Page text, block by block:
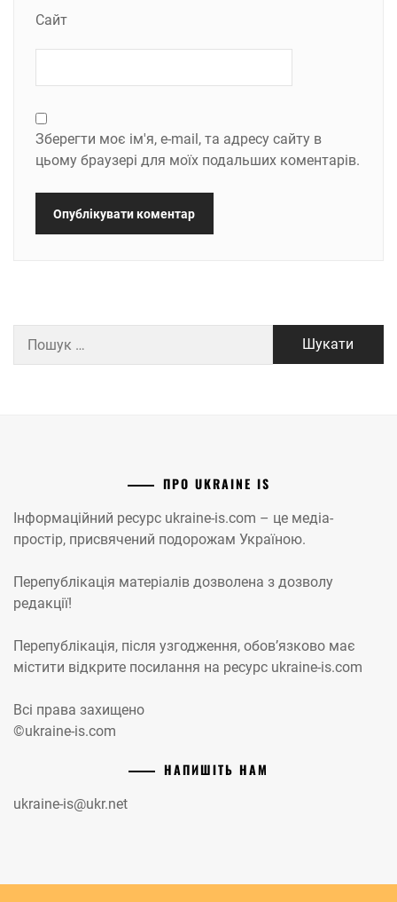
Сайт
Зберегти моє ім'я, e-mail, та адресу сайту в
цьому браузері для моїх подальших коментарів.
ПРО UKRAINE IS
Інформаційний ресурс ukraine-is.com – це медіа-
простір, присвячений подорожам Україною.
Перепублікація матеріалів дозволена з дозволу
редакції!
Перепублікація, після узгодження, обов’язково має
містити відкрите посилання на ресурс ukraine-is.com
Всі права захищено
©ukraine-is.com
НАПИШІТЬ НАМ
ukraine-is@ukr.net